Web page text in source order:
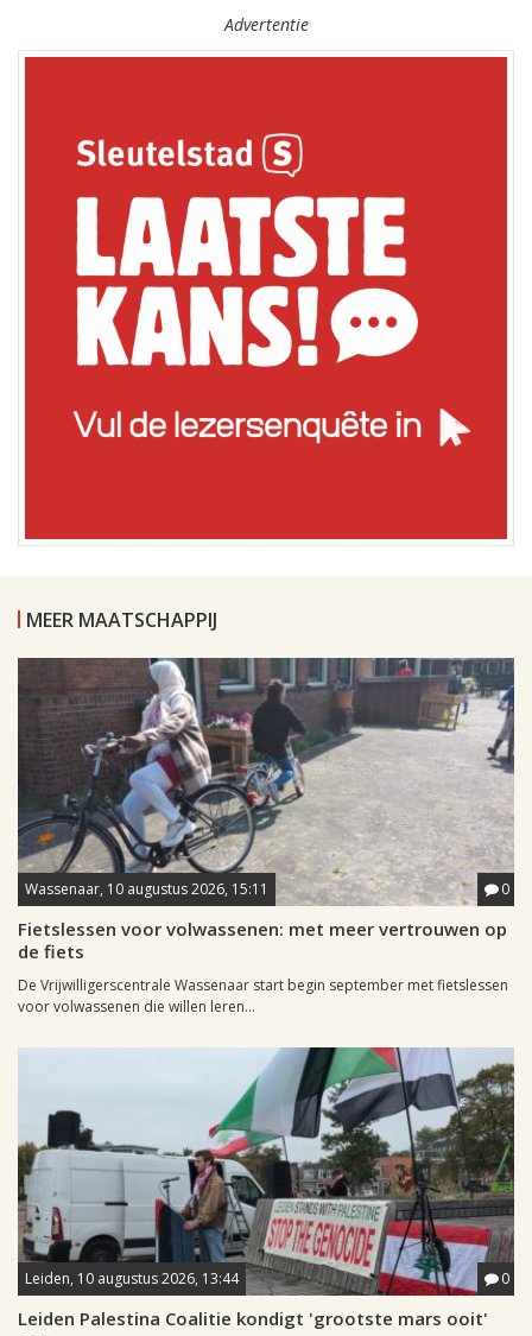
Advertentie
MEER MAATSCHAPPIJ
Wassenaar, 10 augustus 2026, 15:11 0
Fietslessen voor volwassenen: met meer vertrouwen op
de fiets
De Vrijwilligerscentrale Wassenaar start begin september met fietslessen
voor volwassenen die willen leren...
Leiden, 10 augustus 2026, 13:44 0
Leiden Palestina Coalitie kondigt 'grootste mars ooit'